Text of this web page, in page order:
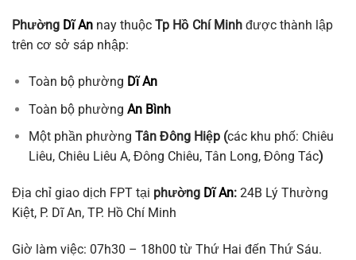
Phường Dĩ An nay thuộc Tp Hồ Chí Minh được thành lập
trên cơ sở sáp nhập:
Toàn bộ phường Dĩ An
Toàn bộ phường An Bình
Một phần phường Tân Đông Hiệp (các khu phố: Chiêu
Liêu, Chiêu Liêu A, Đông Chiêu, Tân Long, Đông Tác)
Địa chỉ giao dịch FPT tại phường Dĩ An: 24B Lý Thường
Kiệt, P. Dĩ An, TP. Hồ Chí Minh
Giờ làm việc: 07h30 – 18h00 từ Thứ Hai đến Thứ Sáu.